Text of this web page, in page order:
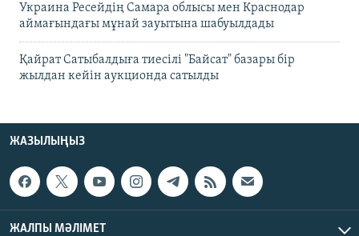
Украина Ресейдің Самара облысы мен Краснодар
аймағындағы мұнай зауытына шабуылдады
Қайрат Сатыбалдыға тиесілі "Байсат" базары бір
жылдан кейін аукционда сатылды
ЖАЗЫЛЫҢЫЗ
ЖАЛПЫ МӘЛІМЕТ